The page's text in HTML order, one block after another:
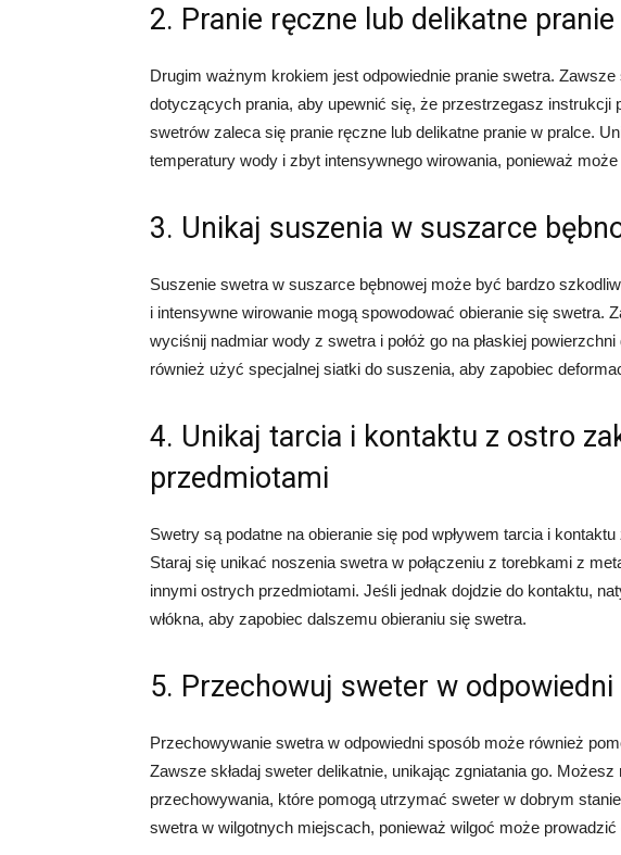
2. Pranie ręczne lub delikatne
Drugim ważnym krokiem jest odpowiednie pranie swetra.
dotyczących prania, aby upewnić się, że przestrzegasz instrukcji
swetrów zaleca się pranie ręczne lub delikatne pranie w pralce.
temperatury wody i zbyt intensywnego wirowania, ponieważ
3. Unikaj suszenia w suszarce
Suszenie swetra w suszarce bębnowej może być bardzo
i intensywne wirowanie mogą spowodować obieranie się swetra.
wyciśnij nadmiar wody z swetra i połóż go na płaskiej
również użyć specjalnej siatki do suszenia, aby zapobiec
4. Unikaj tarcia i kontaktu z ostro
przedmiotami
Swetry są podatne na obieranie się pod wpływem tarcia i
Staraj się unikać noszenia swetra w połączeniu z torebkami z
innymi ostrych przedmiotami. Jeśli jednak dojdzie do kontaktu,
włókna, aby zapobiec dalszemu obieraniu się swetra.
5. Przechowuj sweter w
Przechowywanie swetra w odpowiedni sposób może również
Zawsze składaj sweter delikatnie, unikając zgniatania go.
przechowywania, które pomogą utrzymać sweter w dobrym
swetra w wilgotnych miejscach, ponieważ wilgoć może prowadzić